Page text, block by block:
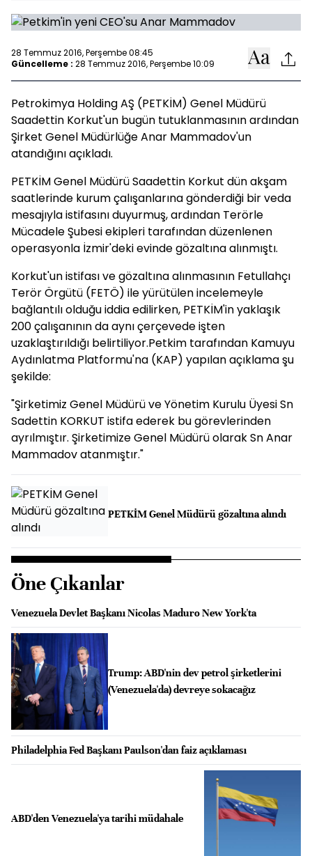
28 Temmuz 2016, Perşembe 08:45
Güncelleme : 28 Temmuz 2016, Perşembe 10:09
Petrokimya Holding AŞ (PETKİM) Genel Müdürü
Saadettin Korkut'un bugün tutuklanmasının ardından
Şirket Genel Müdürlüğe Anar Mammadov'un
atandığını açıkladı.
PETKİM Genel Müdürü Saadettin Korkut dün akşam
saatlerinde kurum çalışanlarına gönderdiği bir veda
mesajıyla istifasını duyurmuş, ardından Terörle
Mücadele Şubesi ekipleri tarafından düzenlenen
operasyonla İzmir'deki evinde gözaltına alınmıştı.
Korkut'un istifası ve gözaltına alınmasının Fetullahçı
Terör Örgütü (FETÖ) ile yürütülen incelemeyle
bağlantılı olduğu iddia edilirken, PETKİM'in yaklaşık
200 çalışanının da aynı çerçevede işten
uzaklaştırıldığı belirtiliyor.Petkim tarafından Kamuyu
Aydınlatma Platformu'na (KAP) yapılan açıklama şu
şekilde:
"Şirketimiz Genel Müdürü ve Yönetim Kurulu Üyesi Sn
Sadettin KORKUT istifa ederek bu görevlerinden
ayrılmıştır. Şirketimize Genel Müdürü olarak Sn Anar
Mammadov atanmıştır."
PETKİM Genel Müdürü gözaltına alındı
Öne Çıkanlar
Venezuela Devlet Başkanı Nicolas Maduro New York'ta
Trump: ABD'nin dev petrol şirketlerini
(Venezuela'da) devreye sokacağız
Philadelphia Fed Başkanı Paulson'dan faiz açıklaması
ABD'den Venezuela'ya tarihi müdahale